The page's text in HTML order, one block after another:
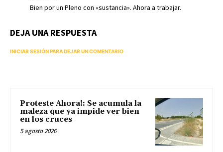
Bien por un Pleno con «sustancia». Ahora a trabajar.
DEJA UNA RESPUESTA
INICIAR SESIÓN PARA DEJAR UN COMENTARIO
Proteste Ahora!: Se acumula la
maleza que ya impide ver bien
en los cruces
5 agosto 2026